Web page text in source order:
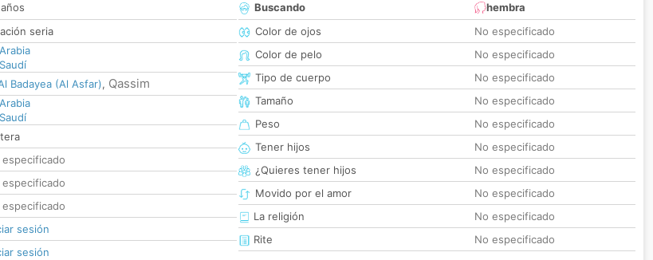
seria
Arabia
Saudí
Badayea (Al Asfar), Qassim
Arabia
Saudí
especificado
especificado
especificado
sesión
sesión
Buscando
hembra
Color de ojos
No especificado
Color de pelo
No especificado
Tipo de cuerpo
No especificado
Tamaño
No especificado
Peso
No especificado
Tener hijos
No especificado
¿Quieres tener hijos
No especificado
Movido por el amor
No especificado
La religión
No especificado
Rite
No especificado